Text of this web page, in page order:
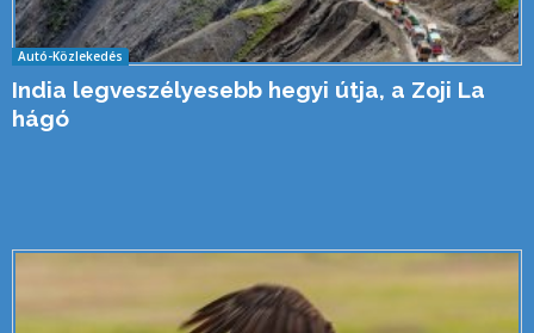
Autó-Közlekedés
India legveszélyesebb hegyi útja, a Zoji La
hágó